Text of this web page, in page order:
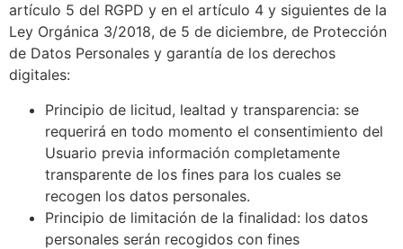
artículo 5 del RGPD y en el artículo 4 y siguientes de la
Ley Orgánica 3/2018, de 5 de diciembre, de Protección
de Datos Personales y garantía de los derechos
digitales:
Principio de licitud, lealtad y transparencia: se
requerirá en todo momento el consentimiento del
Usuario previa información completamente
transparente de los fines para los cuales se
recogen los datos personales.
Principio de limitación de la finalidad: los datos
personales serán recogidos con fines